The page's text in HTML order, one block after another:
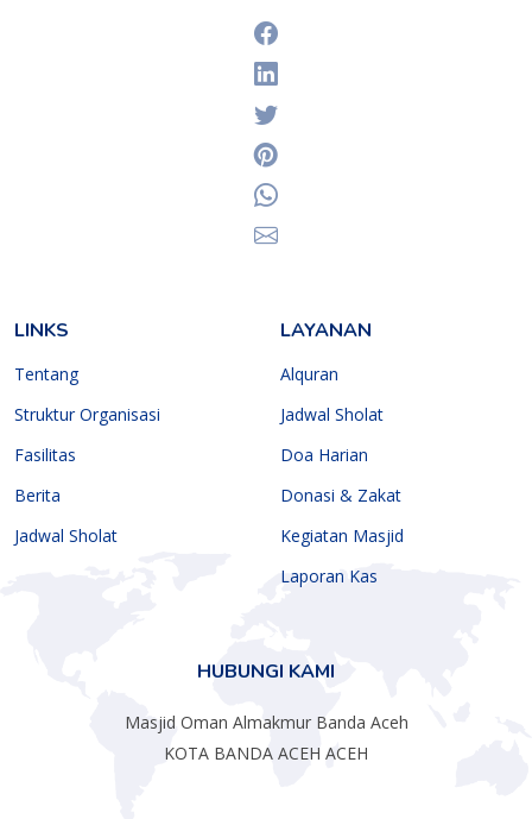
Linkedin
Twitter
Email
LINKS
Tentang
Struktur Organisasi
Fasilitas
Berita
Jadwal Sholat
LAYANAN
Alquran
Jadwal Sholat
Doa Harian
Donasi & Zakat
Kegiatan Masjid
Laporan Kas
HUBUNGI KAMI
Masjid Oman Almakmur Banda Aceh
KOTA BANDA ACEH ACEH